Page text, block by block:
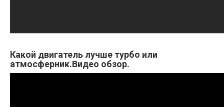
Какой двигатель лучше турбо или
атмосферник.Видео обзор.